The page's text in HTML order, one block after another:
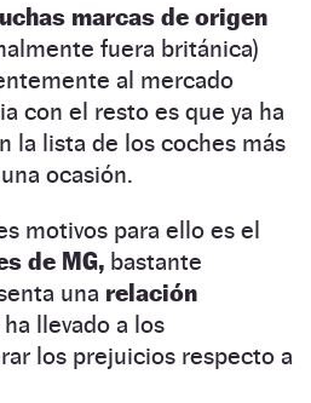
marcas de origen
fuera británica)
al mercado
con el resto es que ya ha
la lista de los coches más
ocasión.
motivos para ello es el
de MG, bastante
una relación
llevado a los
los prejuicios respecto a